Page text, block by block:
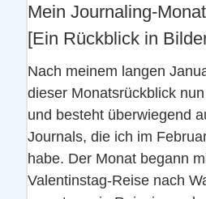
Mein Journaling-
[Ein Rückblick in
Nach meinem langen
dieser Monatsrückblick
und besteht überwiegend
Journals, die ich im
habe. Der Monat begann
Valentinstag-Reise nach